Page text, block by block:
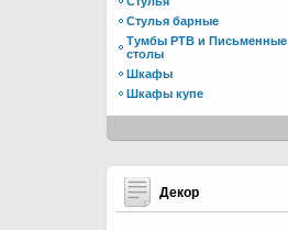
Стулья барные
Тумбы РТВ и Письменные
столы
Шкафы
Шкафы купе
Декор